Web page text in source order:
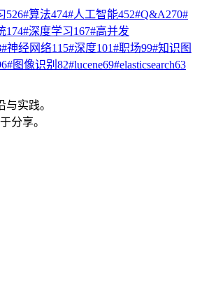
526#算法474#人工智能452#Q&A270#
174#深度学习167#高并发
#神经网络115#深度101#职场99#知识图
#图像识别 82#lucene69#elasticsearch63
实践。
分享。